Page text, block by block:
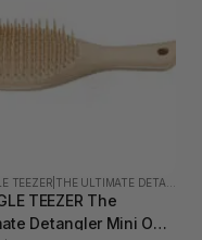
TEEZER
TEEZER The
Detangler Mini Oat